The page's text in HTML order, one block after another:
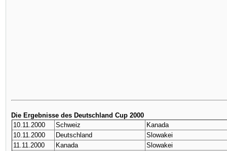
Die Ergebnisse des Deutschland Cup 2000
10.11.2000
Schweiz
Kanada
10.11.2000
Deutschland
Slowakei
11.11.2000
Kanada
Slowakei